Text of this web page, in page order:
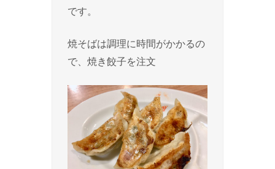
です。
焼そばは調理に時間がかかるの
で、焼き餃子を注文